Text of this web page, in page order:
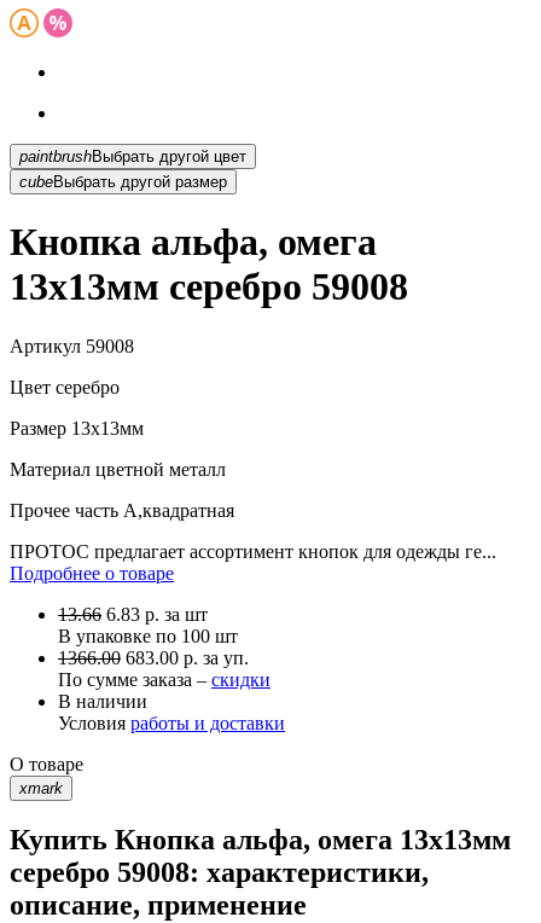
paintbrush
Выбрать другой цвет
cubeВыбрать другой размер
Кнопка альфа, омега
13х13мм серебро 59008
Артикул 59008
Цвет серебро
Размер 13х13мм
Материал цветной металл
Прочее часть А,квадратная
ПРОТОС предлагает ассортимент кнопок для одежды ге...
Подробнее о товаре
13.66 6.83 р. за шт
В упаковке по 100 шт
1366.00 683.00 р. за уп.
По сумме заказа – скидки
В наличии
Условия работы и доставки
О товаре
xmark
Купить Кнопка альфа, омега 13х13мм
серебро 59008: характеристики,
описание, применение